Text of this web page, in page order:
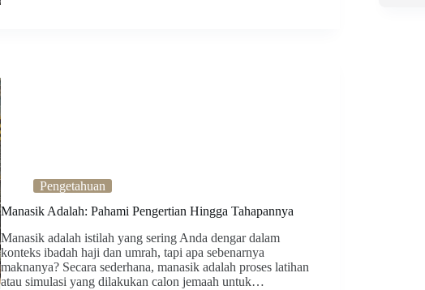
Pengetahuan
Manasik Adalah: Pahami Pengertian Hingga Tahapannya
Manasik adalah istilah yang sering Anda dengar dalam
konteks ibadah haji dan umrah, tapi apa sebenarnya
maknanya? Secara sederhana, manasik adalah proses latihan
atau simulasi yang dilakukan calon jemaah untuk…